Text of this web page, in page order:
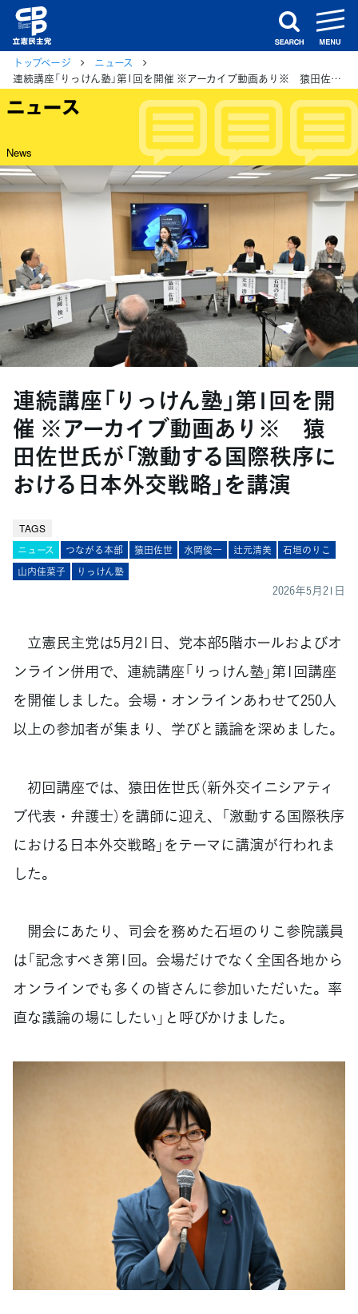
search
トップページ
ニュース
連続講座「りっけん塾」第1回を開催 ※アーカイブ動画あり※ 猿田佐世氏が「激動する国際秩序における日本外交戦略」を講演
ニュース
News
連続講座「りっけん塾」第1回を開
催 ※アーカイブ動画あり※ 猿
田佐世氏が「激動する国際秩序に
おける日本外交戦略」を講演
TAGS
ニュース つながる本部 猿田佐世 水岡俊一 辻元清美
石垣のりこ
山内佳菜子
りっけん塾
2026年5月21日
立憲民主党は5月21日、党本部5階ホールおよびオ
ンライン併用で、連続講座「りっけん塾」第1回講座
を開催しました。会場・オンラインあわせて250人
以上の参加者が集まり、学びと議論を深めました。
初回講座では、猿田佐世氏（新外交イニシアティ
ブ代表・弁護士）を講師に迎え、「激動する国際秩序
における日本外交戦略」をテーマに講演が行われま
した。
開会にあたり、司会を務めた石垣のりこ参院議員
は「記念すべき第1回。会場だけでなく全国各地から
オンラインでも多くの皆さんに参加いただいた。率
直な議論の場にしたい」と呼びかけました。